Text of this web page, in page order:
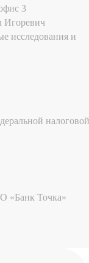
3
Игоревич
исследования и
налоговой
«Банк Точка»